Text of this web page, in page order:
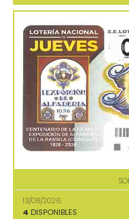
13/08/2026
4 DISPONIBLES